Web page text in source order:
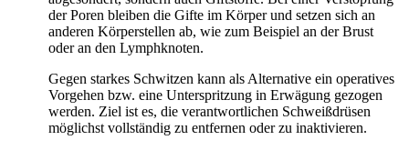
der Poren bleiben die Gifte im Körper und setzen sich an
anderen Körperstellen ab, wie zum Beispiel an der Brust
oder an den Lymphknoten.
Gegen starkes Schwitzen kann als Alternative ein operatives
Vorgehen bzw. eine Unterspritzung in Erwägung gezogen
werden. Ziel ist es, die verantwortlichen Schweißdrüsen
möglichst vollständig zu entfernen oder zu inaktivieren.